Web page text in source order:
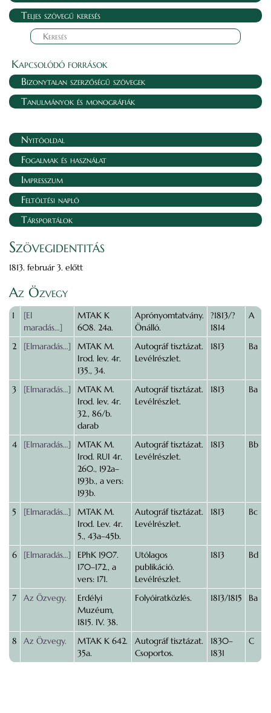
Teljes szövegű keresés
Kapcsolódó források
Bizonytalan szerzőségű szövegek
Tanulmányok és monográfiák
Nyitóoldal
Fogalmak és használat
Impresszum
Feltöltési napló
Társportálok
Szövegidentitás
1813. február 3. előtt
Az Özvegy
1
[El
maradás…]
MTAK K
608. 24a.
Aprónyomtatvány.
Önálló.
?1813/?
1814
A
2 [Elmaradás…]
MTAK M.
Irod. lev. 4r.
135., 34.
Autográf tisztázat.
Levélrészlet.
1813 Ba
3 [Elmaradás…]
MTAK M.
Irod. lev. 4r.
32., 86/b.
darab
Autográf tisztázat.
Levélrészlet.
1813 Ba
4 [Elmaradás…]
MTAK M.
Irod. RUI 4r.
260., 192a–
193b., a vers:
193b.
Autográf tisztázat.
Levélrészlet.
1813 Bb
5 [Elmaradás…]
MTAK M.
Irod. Lev. 4r.
5., 43a–45b.
Autográf tisztázat.
Levélrészlet.
1813 Bc
6 [Elmaradás…]
EPhK 1907.
170–172., a
vers: 171.
Utólagos
publikáció.
Levélrészlet.
1813 Bd
7 Az Özvegy.
Erdélyi
Muzéum,
1815. IV. 38.
Folyóiratközlés. 1813/1815 Ba
8 Az Özvegy.
MTAK K 642.
35a.
Autográf tisztázat.
Csoportos.
1830–
1831
C